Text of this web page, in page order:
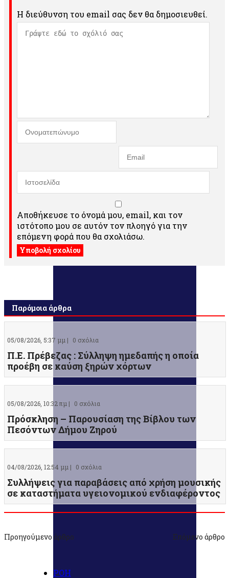
Η διεύθυνση του email σας δεν θα δημοσιευθεί.
Αποθήκευσε το όνομά μου, email, και τον
ιστότοπο μου σε αυτόν τον πλοηγό για την
επόμενη φορά που θα σχολιάσω.
Παρόμοια άρθρα
05/08/2026, 5:37 μμ | 0 σχόλια
Π.Ε. Πρέβεζας : Σύλληψη ημεδαπής η οποία
προέβη σε καύση ξηρών χόρτων
05/08/2026, 10:32 πμ | 0 σχόλια
Πρόσκληση – Παρουσίαση της Βίβλου των
Πεσόντων Δήμου Ζηρού
04/08/2026, 12:54 μμ | 0 σχόλια
Συλλήψεις για παραβάσεις από χρήση μουσικής
σε καταστήματα υγειονομικού ενδιαφέροντος
Προηγούμενο άρθρο Επόμενο άρθρο
ΡΟΗ